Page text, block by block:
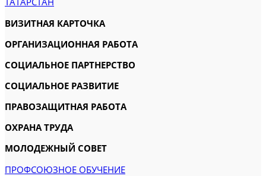
ВИЗИТНАЯ КАРТОЧКА
ОРГАНИЗАЦИОННАЯ РАБОТА
СОЦИАЛЬНОЕ ПАРТНЕРСТВО
СОЦИАЛЬНОЕ РАЗВИТИЕ
ПРАВОЗАЩИТНАЯ РАБОТА
ОХРАНА ТРУДА
МОЛОДЕЖНЫЙ СОВЕТ
ПРОФСОЮЗНОЕ ОБУЧЕНИЕ